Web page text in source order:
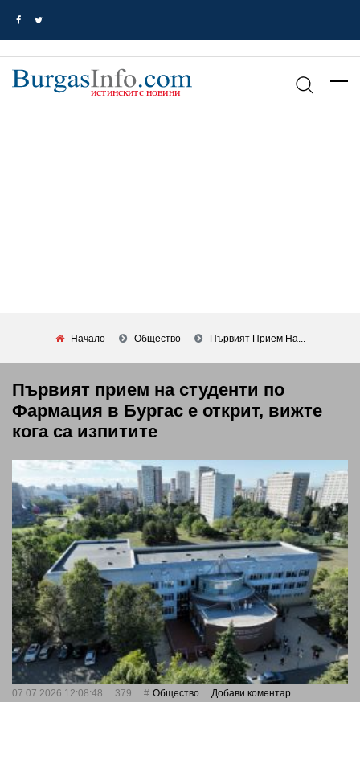
Начало Общество Първият Прием На...
Първият прием на студенти по
Фармация в Бургас е открит, вижте
кога са изпитите
07.07.2026 12:08:48 379 Общество Добави коментар